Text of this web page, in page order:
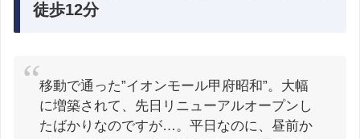
徒歩12分
移動で通った”イオンモール甲府昭和”。大幅
に増築されて、先日リニューアルオープンし
たばかりなのですが…。平日なのに、昼前か